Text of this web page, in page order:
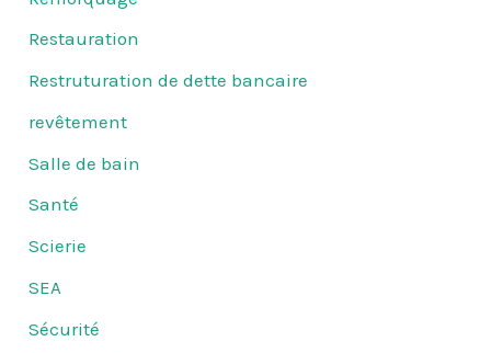
Restauration
Restruturation de dette bancaire
revêtement
Salle de bain
Santé
Scierie
SEA
Sécurité